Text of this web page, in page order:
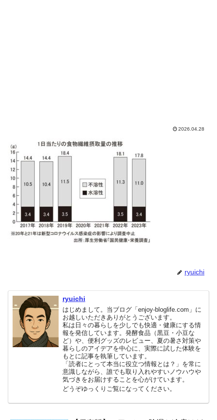
2026.04.28
ryuichi
ryuichi
はじめまして。当ブログ「enjoy-bloglife.com」に
お越しいただきありがとうございます。
私は日々の暮らしを少しでも快適・健康にする情
報を発信しています。発酵食品（黒豆・小豆な
ど）や、便利グッズのレビュー、夏の暑さ対策や
暮らしのアイデアを中心に、実際に試した体験を
もとに記事を執筆しています。
「読者にとって本当に役立つ情報とは？」を常に
意識しながら、誰でも取り入れやすいノウハウや
気づきをお届けすることを心がけています。
どうぞゆっくりご覧になってください。